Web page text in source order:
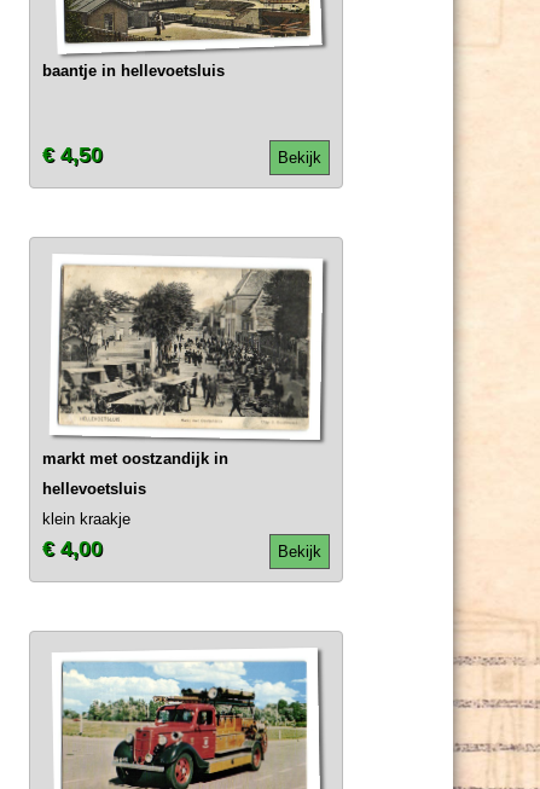
baantje in hellevoetsluis
Bekijk
€ 4,50
markt met oostzandijk in
hellevoetsluis
klein kraakje
Bekijk
€ 4,00